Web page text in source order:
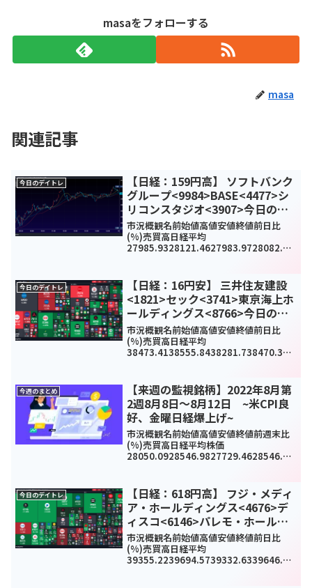
masaをフォローする
masa
関連記事
今日のデイトレ
【日経：159円高】 ソフトバンク
グループ<9984>BASE<4477>シ
リコンスタジオ<3907>今日のデ
イトレ4月12日
市況概観名前始値高値安値終値前日比
(%)売買高日経平均
27985.9328121.4627983.9728082.71
215.07(0.76%)103...
今日のデイトレ
【日経：16円安】 三井住友建設
<1821>セック<3741>東京海上ホ
ールディングス<8766>今日のデ
イトレ2月19日
市況概観名前始値高値安値終値前日比
(%)売買高日経平均
38473.4138555.8438281.738470.38-
914.96(0.57%)17...
今週のまとめ
【来週の監視銘柄】2022年8月第
2週8月8日～8月12日 ~米CPI良
好、金曜日経爆上げ~
市況概観名前始値高値安値終値前週末比
(%)売買高日経平均株価
28050.0928546.9827729.4628546.98
今日のデイトレ
【日経：618円高】 フジ・メディ
ア・ホールディングス<4676>デ
ィスコ<6146>パレモ・ホールデ
ィングス<2778>今日のデイトレ1
月22日
市況概観名前始値高値安値終値前日比
(%)売買高日経平均
39355.2239694.5739332.6339646.25